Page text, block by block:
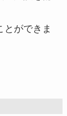
とができま